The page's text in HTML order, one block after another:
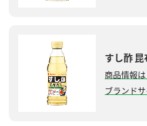
すし酢 昆
商品情報
ブランド